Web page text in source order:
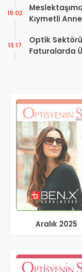
Kıymetli
15:02
Optik
Faturalarda
13:17
Aralık 2025